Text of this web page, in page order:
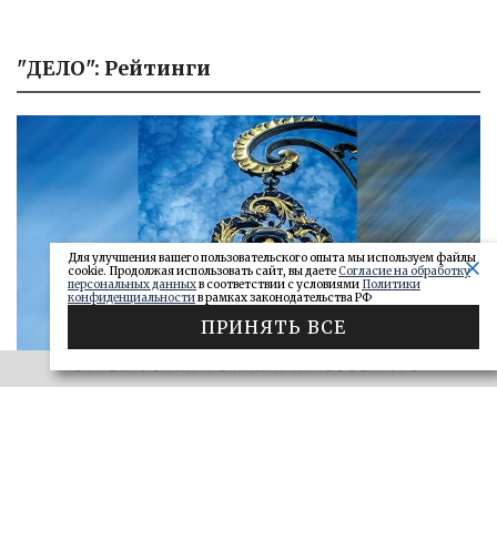
"ДЕЛО": Рейтинги
Для улучшения вашего пользовательского опыта мы используем файлы
cookie. Продолжая использовать сайт, вы даетеСогласие на обработку
персональных данныхв соответствии с условиями Политики
конфиденциальностив рамках законодательства РФ
ПРИНЯТЬ ВСЕ
ЭФФЕКТИВНАЯ РЕКЛАМА НА OBOZ.INFO